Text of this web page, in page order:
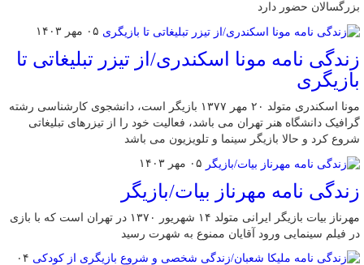
بزرگسالان حضور دارد
۰۵ مهر ۱۴۰۳
زندگی نامه مونا اسکندری/از تیزر تبلیغاتی تا
بازیگری
مونا اسکندری متولد ۲۰ مهر ۱۳۷۷ بازیگر است، دانشجوی کارشناسی رشته
گرافیک دانشگاه هنر تهران می باشد، فعالیت خود را از تیزرهای تبلیغاتی
شروع کرد و حالا بازیگر سینما و تلویزیون می باشد
۰۵ مهر ۱۴۰۳
زندگی نامه مهرناز بیات/بازیگر
مهرناز بیات بازیگر ایرانی متولد ۱۴ شهریور ۱۳۷۰ در تهران است که با بازی
در فیلم سینمایی ورود آقایان ممنوع به شهرت رسید
۰۴